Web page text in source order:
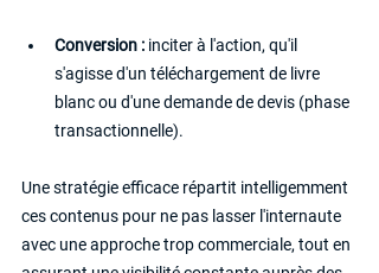
Conversion : inciter à l'action, qu'il
s'agisse d'un téléchargement de livre
blanc ou d'une demande de devis (phase
transactionnelle).
Une stratégie efficace répartit intelligemment
ces contenus pour ne pas lasser l'internaute
avec une approche trop commerciale, tout en